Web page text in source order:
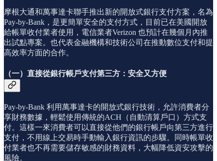
摩根大通和萬事達卡聯手推出新的開放式銀行支付方案，名為
Pay-by-Bank，是更簡單安全的支付方式，目前已在美國開放
給帳單收付業者使用，電信業者Verizon 也預計在幾個月內推
出試點專案。也代表金融機構和技術公司在推動數位支付和提
高效率方面的合作。
（一）直接從銀行帳戶支付第三方：安全又方便
Pay-by-Bank 利用萬事達卡的開放式銀行技術，允許消費者分
享財務數據，輕鬆使用傳統的ACH（自動清算戶口）方式支
付。這樣一來消費者可以直接從他們的銀行帳戶向第三方進行
支付，不用線上交易時手動輸入銀行資訊的步驟。同時帳單收
付業者也不再需要儲存敏感的財務資料，大幅降低資安攻擊的
風險。